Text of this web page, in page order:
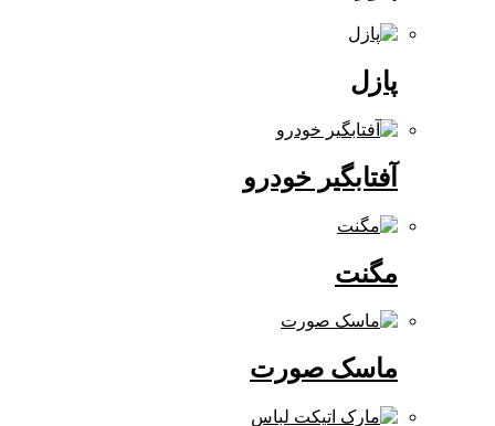
آفتابگیر خودرو
ماسک صورت